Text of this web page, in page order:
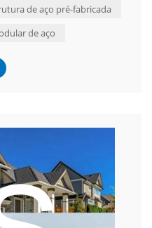
moradias rurais
deslumbrantes, residências
de aço pré-fabricada
de aço